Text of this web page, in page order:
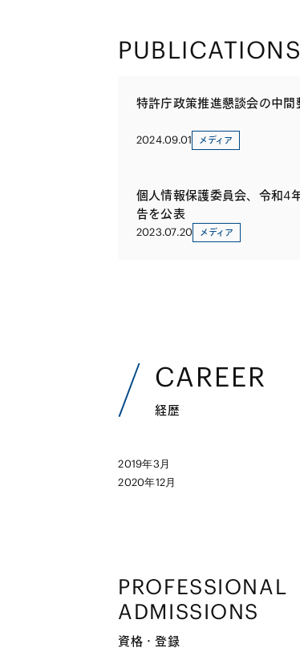
特許庁政策推進懇談会の中間
2024.09.01 メディア
個人情報保護委員会、令和4
告を公表
2023.07.20 メディア
CAREER
経歴
2019年3月
2020年12月
PROFESSIONAL
ADMISSIONS
資格・登録